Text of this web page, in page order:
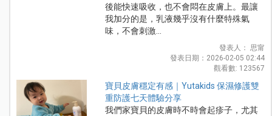
後能快速吸收，也不會悶在皮膚上。最讓
我加分的是，乳液幾乎沒有什麼特殊氣
味，不會刺激...
發表人： 思甯
發表日期：2026-02-05 02:44
觀看數: 123567
寶貝皮膚穩定有感｜Yutakids 保濕修護雙
重防護七天體驗分享
我們家寶貝的皮膚時不時會起疹子，尤其